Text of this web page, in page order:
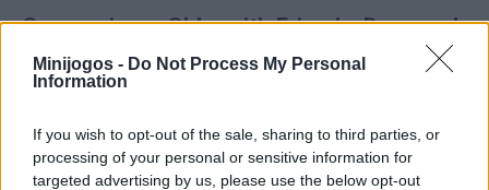
Minijogos - Do Not Process My Personal
Information
If you wish to opt-out of the sale, sharing to third parties, or
processing of your personal or sensitive information for
targeted advertising by us, please use the below opt-out
Quem criou o Obby with Friends: Draw and
Jump?
Obby with Friends: Draw and Jump! também pode ser
encontrado nestas plataformas: